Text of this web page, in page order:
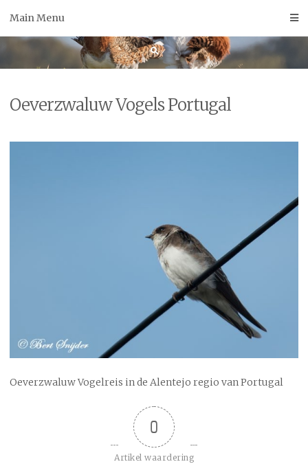
Main Menu
Oeverzwaluw Vogels Portugal
Oeverzwaluw Vogelreis in de Alentejo regio van Portugal
0
Artikel waardering